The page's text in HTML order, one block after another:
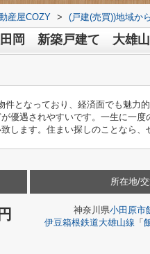
産屋COZY > (戸建(売買))地域か
岡 新築戸建て 大雄山
件となっており、経済面でも魅力
優遇されやすいです。一生に一
します。住まい探しのことなら、
所在地/
神奈川県小田原市
伊豆箱根鉄道大雄山線 「